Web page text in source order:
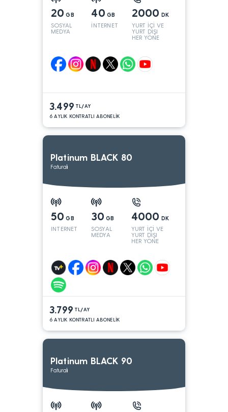
20 GB
SOSYAL
MEDYA
40 GB
İNTERNET
2000 DK
YURT İÇİ VE
YURT DIŞI
HER YÖNE
3.499 TL/AY
6 AYLIK KONTRATLI ABONELİK
Platinum BLACK 80
Faturalı
50 GB
INTERNET
30 GB
SOSYAL
MEDYA
4000 DK
YURT İÇİ VE
YURT DIŞI
HER YÖNE
3.799 TL/AY
6 AYLIK KONTRATLI ABONELİK
Platinum BLACK 90
Faturalı